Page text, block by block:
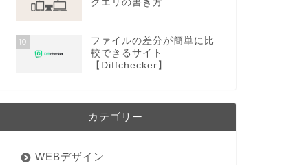
クエリの書き方
10
ファイルの差分が簡単に比
較できるサイト
【Diffchecker】
カテゴリー
WEBデザイン